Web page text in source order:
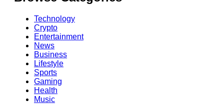
Technology
Crypto
Entertainment
News
Business
Lifestyle
Sports
Gaming
Health
Music